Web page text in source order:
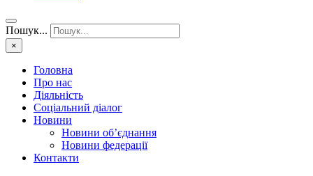
Пошук...
×
Головна
Про нас
Діяльність
Соціальний діалог
Новини
Новини об’єднання
Новини федерації
Контакти